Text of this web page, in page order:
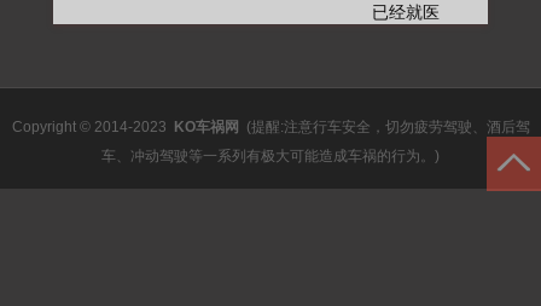
已经就医
Copyright © 2014-2023 KO车祸网
(提醒:注意行车安全，切勿疲劳驾驶、酒后驾
车、冲动驾驶等一系列有极大可能造成车祸的行为。)